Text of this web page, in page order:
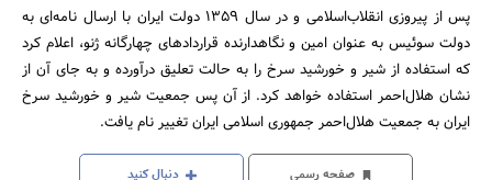
پس از پیروزی انقلاب‌‌اسلامی و در سال 1359 دولت ایران با ارسال نامه‌ای به
دولت سوئیس به عنوان امین و نگاهدارنده قراردادهای چهارگانه ژنو، اعلام کرد
که استفاده از شیر و خورشید سرخ را به حالت تعلیق درآورده و به جای آن از
نشان هلال‌احمر استفاده خواهد کرد. از آن پس جمعیت شیر و خورشید سرخ
ایران به جمعیت هلال‌احمر جمهوری اسلامی ایران تغییر نام یافت.
صفحه رسمی دنبال کنید